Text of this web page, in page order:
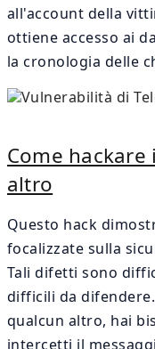
all'account della
ottiene accesso ai
la cronologia delle
Come
altro
Questo hack
focalizzate sulla
Tali difetti sono
difficili da
qualcun altro, hai
intercetti il